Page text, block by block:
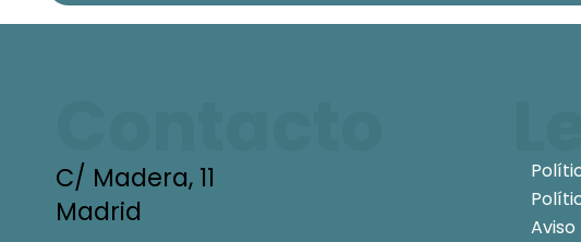
C/ Madera, 11
Madrid